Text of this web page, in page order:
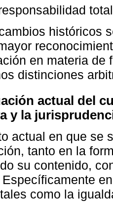
históricos
en materia de
distinciones
actual del
y la
actual en que se
tanto en la
su contenido,
como la